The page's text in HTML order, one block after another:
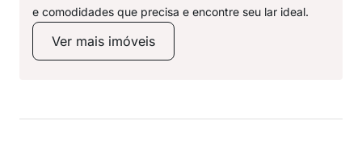
e comodidades que precisa e encontre seu lar ideal.
Ver mais imóveis